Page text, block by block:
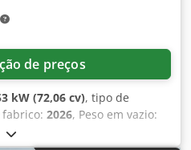
de preços
kW (72,06 cv), tipo de
fabrico: 2026, Peso em vazio:
Para obter mais